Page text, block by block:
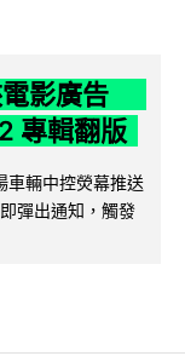
電影廣告
專輯翻版
車輛中控熒幕推送
彈出通知，觸發